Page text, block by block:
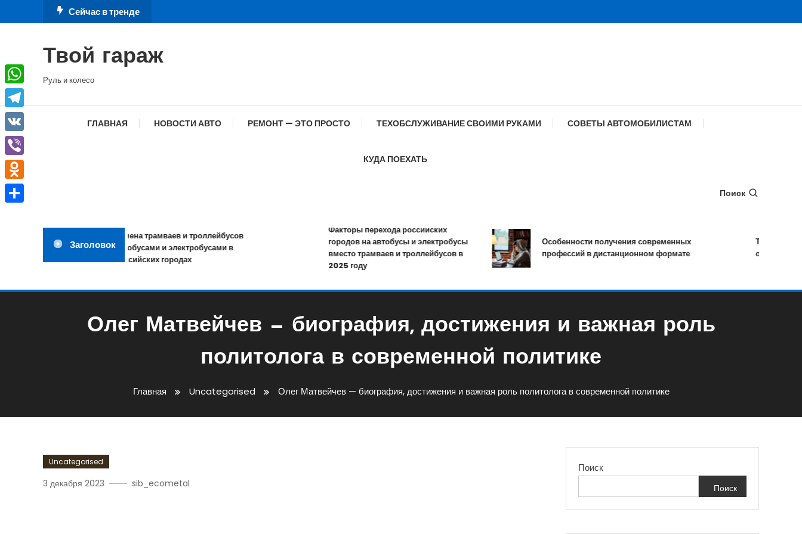
к
Сейчас в тренде
Твой гараж
Руль и колесо
ГЛАВНАЯ НОВОСТИ АВТО РЕМОНТ — ЭТО ПРОСТО ТЕХОБСЛУЖИВАНИЕ СВОИМИ РУКАМИ СОВЕТЫ АВТОМОБИЛИСТАМ
КУДА ПОЕХАТЬ
Поиск
Заголовок
Замена трамваев и троллейбусов
автобусами и электробусами в
российских городах
Факторы перехода российских
городов на автобусы и электробусы
вместо трамваев и троллейбусов в
2025 году
Особенности получения современных
профессий в дистанционном формате
Типы
особенности
Олег Матвейчев — биография, достижения и важная роль
политолога в современной политике
Главная Uncategorised Олег Матвейчев — биография, достижения и важная роль политолога в современной политике
Uncategorised
3 декабря 2023 sib_ecometal
Поиск
Поиск
WhatsApp
Telegram
VK
Viber
Odnoklassniki